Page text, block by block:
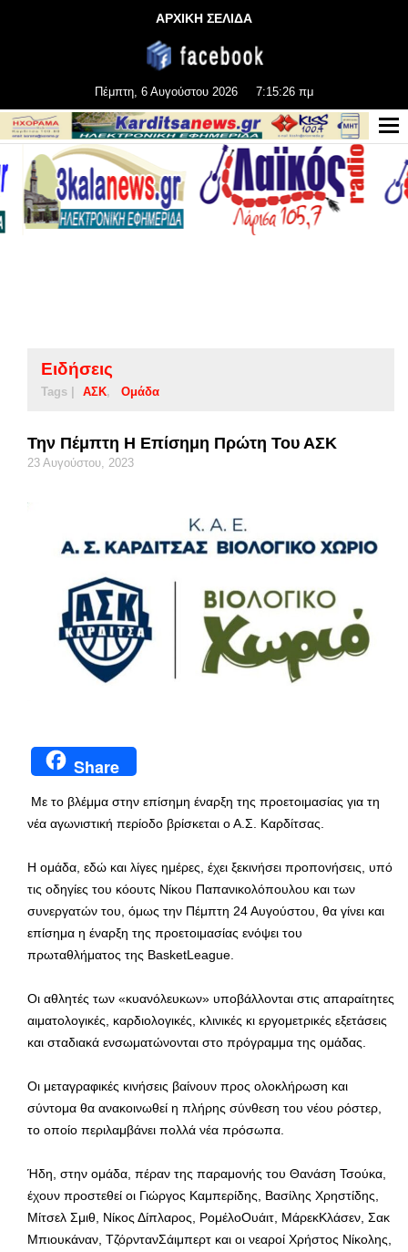
ΑΡΧΙΚΗ ΣΕΛΙΔΑ
Πέμπτη, 6 Αυγούστου 2026 7:15:26 πμ
Ειδήσεις
Tags | ΑΣΚ Ομάδα
Την Πέμπτη Η Επίσημη Πρώτη Του ΑΣΚ
23 Αυγούστου, 2023
Share
Με το βλέμμα στην επίσημη έναρξη της προετοιμασίας για τη
νέα αγωνιστική περίοδο βρίσκεται ο Α.Σ. Καρδίτσας.
Η ομάδα, εδώ και λίγες ημέρες, έχει ξεκινήσει προπονήσεις, υπό
τις οδηγίες του κόουτς Νίκου Παπανικολόπουλου και των
συνεργατών του, όμως την Πέμπτη 24 Αυγούστου, θα γίνει και
επίσημα η έναρξη της προετοιμασίας ενόψει του
πρωταθλήματος της BasketLeague.
Οι αθλητές των «κυανόλευκων» υποβάλλονται στις απαραίτητες
αιματολογικές, καρδιολογικές, κλινικές κι εργομετρικές εξετάσεις
και σταδιακά ενσωματώνονται στο πρόγραμμα της ομάδας.
Οι μεταγραφικές κινήσεις βαίνουν προς ολοκλήρωση και
σύντομα θα ανακοινωθεί η πλήρης σύνθεση του νέου ρόστερ,
το οποίο περιλαμβάνει πολλά νέα πρόσωπα.
Ήδη, στην ομάδα, πέραν της παραμονής του Θανάση Τσούκα,
έχουν προστεθεί οι Γιώργος Καμπερίδης, Βασίλης Χρηστίδης,
Μίτσελ Σμιθ, Νίκος Δίπλαρος, ΡομέλοΟυάιτ, ΜάρεκΚλάσεν, Σακ
Μπιουκάναν, ΤζόρντανΣάιμπερτ και οι νεαροί Χρήστος Νίκολης,